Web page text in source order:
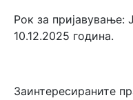
Рок за пријавување:
10.12.2025 година.
Заинтересираните